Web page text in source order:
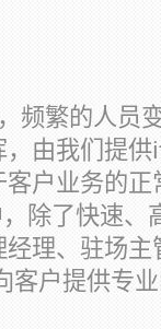
频繁的人员
由我们提
户业务的
除了快速、
理、驻场
客户提供专